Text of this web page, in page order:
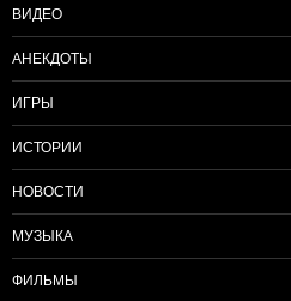
ВИДЕО
АНЕКДОТЫ
ИГРЫ
ИСТОРИИ
НОВОСТИ
МУЗЫКА
ФИЛЬМЫ